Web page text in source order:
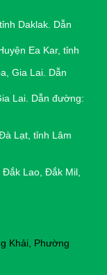
Daklak. Dẫn
Ea Kar, tỉnh
Gia Lai. Dẫn
Lai. Dẫn đường:
Lạt, tỉnh Lâm
Lao, Đắk Mil,
Khải, Phường